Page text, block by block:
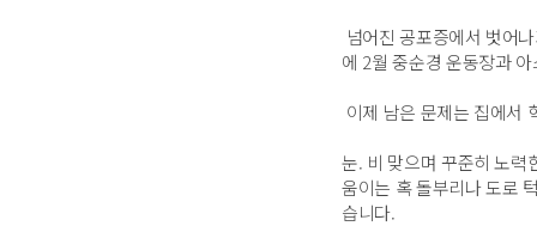
넘어진 공포증에서 벗어
에 2월 중순경 운동장과
이제 남은 문제는 집에서
눈. 비 맞으며 꾸준히 노력
움이는 혹 돌부리나 도로
습니다.